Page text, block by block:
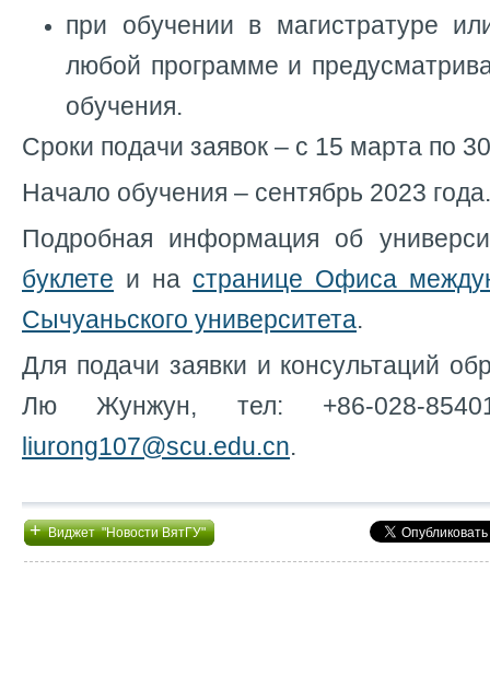
при обучении в магистратуре
любой программе и
обучения.
Сроки подачи заявок – с 15 марта по
Начало обучения – сентябрь 2023 года.
Подробная информация об
буклете и на странице Офиса
Сычуаньского университета.
Для подачи заявки и консультаций
Лю Жунжун, тел: +86-028-
liurong107@scu.edu.cn.
+Виджет "Новости ВятГУ"